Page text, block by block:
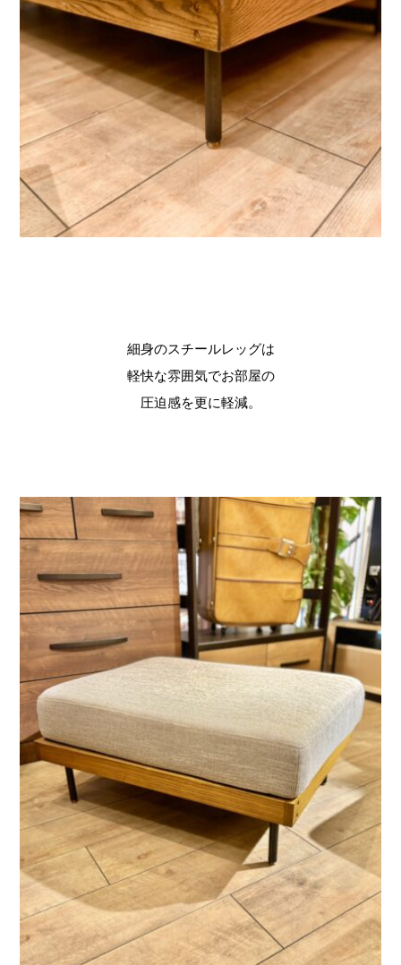
細身のスチールレッグは
軽快な雰囲気でお部屋の
圧迫感を更に軽減。